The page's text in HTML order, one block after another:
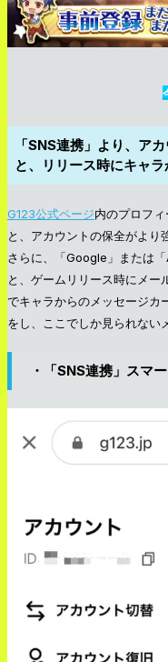
「SNS連携」より、ア
と、リリース時にキャ
G123公式ページ内のプロフ
と、アカウントの保全がより
さらに、「Google」または
と、ゲームリリース時にメー
でキャラからのメッセージカ
をし、ここでしか見られない
・「SNS連携」スマ